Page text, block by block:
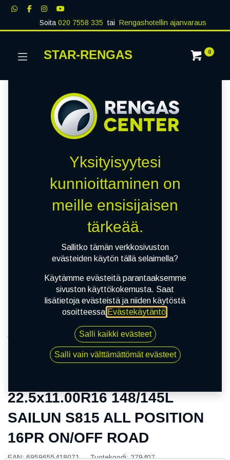
Soita020 7558 335 tai Rengashotellin ajanvaraus
STAR-RENGAS 0
22.5x11.00R16 148/145L SAILUN S815 ALL
POSITION 16PR ON/OFF ROAD
22.5x11.00R16 148/145L
SAILUN S815 ALL POSITION
16PR ON/OFF ROAD
EAN:6959655418071 Tuotekoodi:279407
Yksityisyytesi
kunnioittaminen on
meille ensisijaisen
tärkeää.
Sallitko tämän verkkosivuston
evästeiden käytön tällä selaimella?
Käytämme evästeitä parantaaksemme
sivuston käyttökokemusta. Saat
lisätietoja evästeistä ja niiden käytöstä
osoitteessa Evästekäytäntö.
Salli kaikki evästeet
Salli vain välttämättömät evästeet